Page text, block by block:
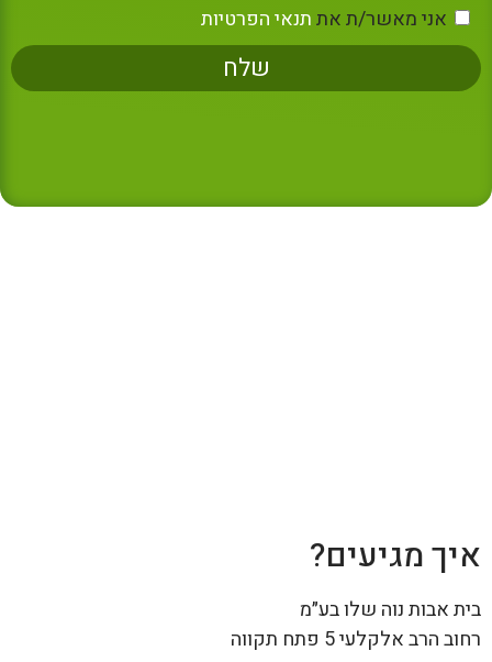
אני מאשר/ת אתתנאי הפרטיות
שלח
איך מגיעים?
בית אבות נוה שלו בע״מ
רחוב הרב אלקלעי 5 פתח תקווה